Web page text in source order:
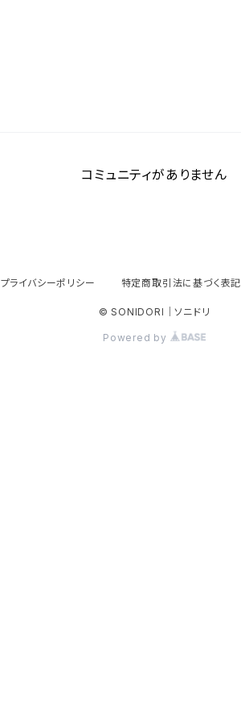
コミュニティがありません
プライバシーポリシー 特定商取引法に基づく表記
© SONIDORI｜ソニドリ
Powered by